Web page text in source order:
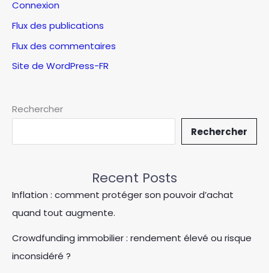
Connexion
Flux des publications
Flux des commentaires
Site de WordPress-FR
Rechercher
Rechercher
Recent Posts
Inflation : comment protéger son pouvoir d’achat
quand tout augmente.
Crowdfunding immobilier : rendement élevé ou risque
inconsidéré ?